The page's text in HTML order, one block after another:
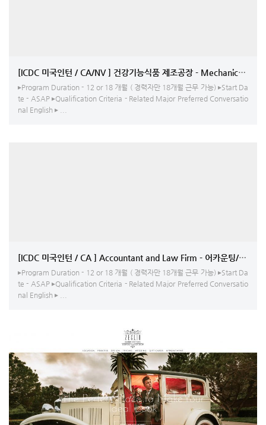
[ICDC 미국인턴 / CA/NV ] 건강기능식품 제조공장 -
▸Program Duration - 12 or 18 개월 ( 경력자만 18개월 근무 가능) ▸Start Da
te - ASAP ▸Qualification Criteria - Related Major Preferred Conversatio
nal English ▸ ...
[ICDC 미국인턴 / CA ] Accountant and Law Firm - 어카운팅/영상 편
▸Program Duration - 12 or 18 개월 ( 경력자만 18개월 근무 가능) ▸Start Da
te - ASAP ▸Qualification Criteria - Related Major Preferred Conversatio
nal English ▸ ...